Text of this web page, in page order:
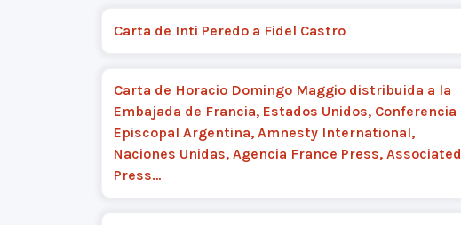
Carta de Inti Peredo a Fidel Castro
Carta de Horacio Domingo Maggio distribuida a la
Embajada de Francia, Estados Unidos, Conferencia
Episcopal Argentina, Amnesty International,
Naciones Unidas, Agencia France Press, Associated
Press…